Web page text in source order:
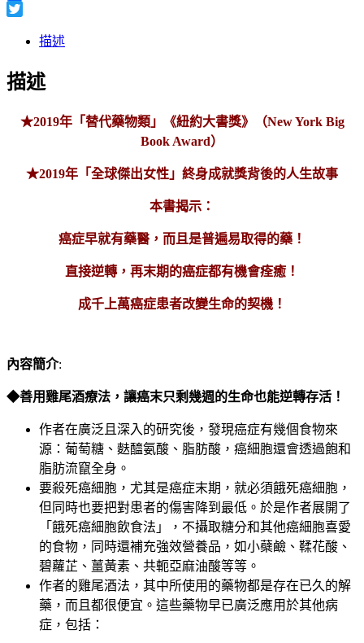
Facebook
描述
描述
★2019年「替代藥物類」《紐約大書獎》（New York Big
Book Award）
★2019年「全球傑出女性」終身成就獎背後的人生故事
本書揭示：
癌症早就有藥醫，而且是普遍易取得的藥！
直接逆轉， 再末期的癌症都有機會痊癒！
成千上萬癌症患者改變生命的契機！
內容簡介:
◆善用雞尾酒療法，讓癌末只剩幾週的生命也能逆轉存活！
作者在廣泛且深入的研究後，發現癌症有幾個食物來
源：葡萄糖、麩醯氨酸、脂肪酸，癌細胞還會透過飽和
脂肪流竄全身。
要殺死癌細胞，尤其是癌症末期，就必須餓死癌細胞，
但同時也要把對患者的傷害降到最低。於是作者展開了
「餓死癌細胞飲食法」，不攝取糖分和其他癌細胞喜愛
的食物，同時還補充強效營養品，如小蘗鹼、鞣花酸、
碧蘿芷、薑黃素、共軛亞麻油酸等等。
作者的雞尾酒法，其中所使用的藥物都是存在已久的解
藥，而且都很便宜。這些藥物早已廣泛應用於其他病
症，包括：